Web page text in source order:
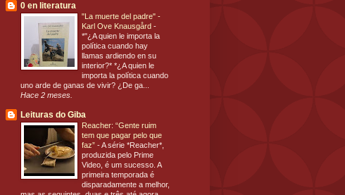
0 en literatura
"La muerte del padre" -
Karl Ove Knausgård -
*"¿A quien le importa la
política cuando hay
llamas ardiendo en su
interior?* *¿A quien le
importa la política cuando
uno arde de ganas de vivir? ¿De ga...
Hace 2 meses.
Leituras do Giba
Reacher: “Gente ruim
tem que pagar pelo que
faz” -A série *Reacher*,
produzida pelo Prime
Video, é um sucesso. A
primeira temporada é
disparadamente a melhor,